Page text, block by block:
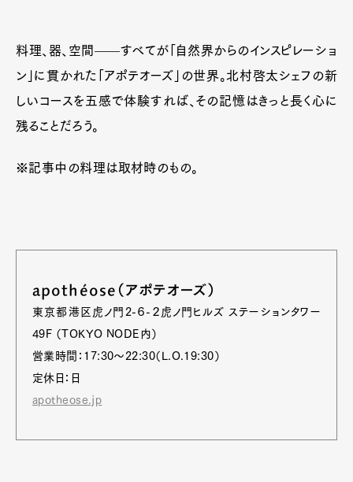
Pen Meet
料理、器、空間——すべてが「自然界からのインスピレーショ
ン」に貫かれた「アポテオーズ」の世界。北村啓太シェフの新
しいコースを五感で体験すれば、その記憶はきっと長く心に
残ることだろう。
※記事中の料理は取材時のもの。
apothéose（アポテオーズ）
東京都港区虎ノ門2-６-２虎ノ門ヒルズ ステーションタワー
49F （TOKYO NODE内）
営業時間：17:30～22:30（L.O.19:30）
定休日：日
apotheose.jp